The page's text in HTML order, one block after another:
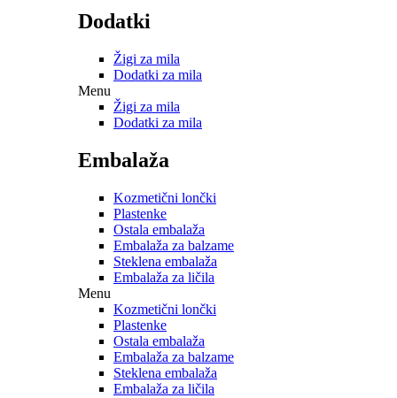
Dodatki
Žigi za mila
Dodatki za mila
Menu
Žigi za mila
Dodatki za mila
Embalaža
Kozmetični lončki
Plastenke
Ostala embalaža
Embalaža za balzame
Steklena embalaža
Embalaža za ličila
Menu
Kozmetični lončki
Plastenke
Ostala embalaža
Embalaža za balzame
Steklena embalaža
Embalaža za ličila